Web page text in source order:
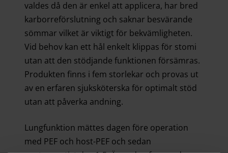
valdes då den är enkel att applicera, har bred
karborreförslutning och saknar besvärande
sömmar vilket är viktigt för bekvämligheten.
Vid behov kan ett hål enkelt klippas för stomi
utan att den stödjande funktionen försämras.
Produkten finns i fem storlekar och provas ut
av en erfaren sjuksköterska för optimalt stöd
utan att påverka andning.
Lungfunktion mättes dagen före operation
med PEF och host-PEF och sedan